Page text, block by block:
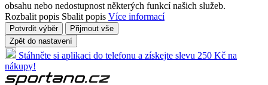
obsahu nebo nedostupnost některých funkcí našich služeb.
Rozbalit popis Sbalit popis Více informací
Potvrdit výběr
Přijmout vše
Zpět do nastavení
Stáhněte si aplikaci do telefonu a získejte slevu 250 Kč na
nákupy!